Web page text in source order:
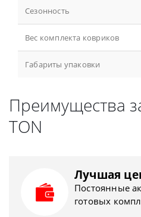
Сезонность
Вес комплекта ковриков
Габариты упаковки
Преимущества
TON
Лучшая
Постоянные
готовых